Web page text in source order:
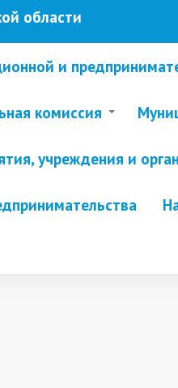
области
и
комиссия
учреждения и